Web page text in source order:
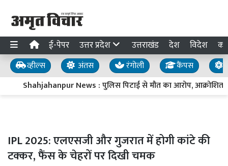
ई-पेपर उत्तर प्रदेश उत्तराखंड देश विदेश
व्हील्स अंतस रंगोली कैंपस
Shahjahanpur News : पुलिस पिटाई से मौत का आरोप, आक्रोशित
IPL 2025: एलएसजी और गुजरात में होगी कांटे की
टक्कर, फैंस के चेहरों पर दिखी चमक